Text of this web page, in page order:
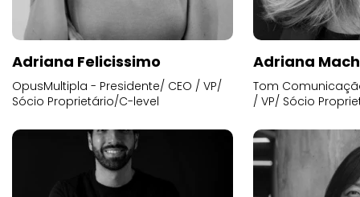
Adriana Felicissimo
OpusMultipla - Presidente/ CEO / VP/
Sócio Proprietário/C-level
Adriana
Tom
/ VP/ Sócio